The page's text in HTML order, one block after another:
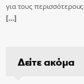
για τους
[…]
Δείτε ακόμα